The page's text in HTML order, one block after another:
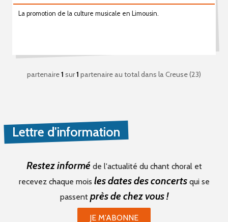
La promotion de la culture musicale en Limousin.
partenaire1 sur1 partenaire au totaldans la Creuse (23)
Lettre d'information
Restez informé de l'actualité du chant choral et
recevez chaque mois les dates des concertsqui se
passent près de chez vous !
JE M'ABONNE